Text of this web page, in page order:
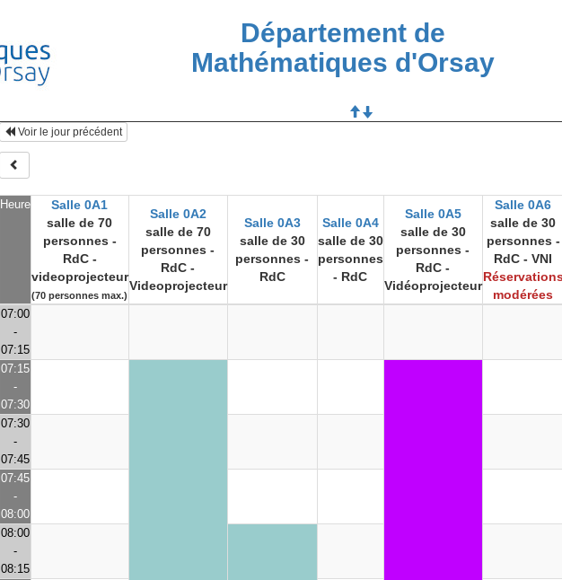
Département de
Mathématiques d'Orsay
Voir le jour précédent
Heure
Salle 0A1
salle de 70
personnes -
RdC -
videoprojecteur
(70 personnes max.)
Salle 0A2
salle de 70
personnes -
RdC -
Videoprojecteur
Salle 0A3
salle de 30
personnes -
RdC
Salle 0A4
salle de 30
personnes
- RdC
Salle 0A5
salle de 30
personnes -
RdC -
Vidéoprojecteur
Salle 0A6
salle de 30
personnes -
RdC - VNI
modérées
07:00
-
07:15
07:15
-
07:30
07:30
-
07:45
07:45
-
08:00
08:00
-
08:15